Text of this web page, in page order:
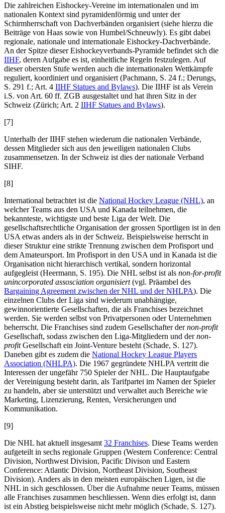
Die zahlreichen Eishockey-Vereine im internationalen und im
nationalen Kontext sind pyramidenförmig und unter der
Schirmherrschaft von Dachverbänden organisiert (siehe hierzu die
Beiträge von Haas sowie von Humbel/Schneuwly). Es gibt dabei
regionale, nationale und internationale Eishockey-Dachverbände.
An der Spitze dieser Eishockeyverbands-Pyramide befindet sich die
IIHF, deren Aufgabe es ist, einheitliche Regeln festzulegen. Auf
dieser obersten Stufe werden auch die internationalen Wettkämpfe
reguliert, koordiniert und organisiert (Pachmann, S. 24 f.; Derungs,
S. 291 f.; Art. 4 IIHF Statues and Bylaws). Die IIHF ist als Verein
i.S. von Art. 60 ff. ZGB ausgestaltet und hat ihren Sitz in der
Schweiz (Zürich; Art. 2 IIHF Statues and Bylaws).
[7]
Unterhalb der IIHF stehen wiederum die nationalen Verbände,
dessen Mitglieder sich aus den jeweiligen nationalen Clubs
zusammensetzen. In der Schweiz ist dies der nationale Verband
SIHF.
[8]
International betrachtet ist die National Hockey League (NHL), an
welcher Teams aus den USA und Kanada teilnehmen, die
bekannteste, wichtigste und beste Liga der Welt. Die
gesellschaftsrechtliche Organisation der grossen Sportligen ist in den
USA etwas anders als in der Schweiz. Beispielsweise herrscht in
dieser Struktur eine strikte Trennung zwischen dem Profisport und
dem Amateursport. Im Profisport in den USA und in Kanada ist die
Organisation nicht hierarchisch vertikal, sondern horizontal
aufgegleist (Heermann, S. 195). Die NHL selbst ist als non-for-profit
unincorporated assosciation organisiert(vgl. Präambel des
Bargaining Agreement zwischen der NHL und der NHLPA). Die
einzelnen Clubs der Liga sind wiederum unabhängige,
gewinnorientierte Gesellschaften, die als Franchises bezeichnet
werden. Sie werden selbst von Privatpersonen oder Unternehmen
beherrscht. Die Franchises sind zudem Gesellschafter dernon-profit
Gesellschaft, sodass zwischen den Liga-Mitgliedern und dernon-
profitGesellschaft ein Joint-Venture besteht (Schade, S. 127).
Daneben gibt es zudem die National Hockey League Players
Association (NHLPA). Die 1967 gegründete NHLPA vertritt die
Interessen der ungefähr 750 Spieler der NHL. Die Hauptaufgabe
der Vereinigung besteht darin, als Tarifpartei im Namen der Spieler
zu handeln, aber sie unterstützt und verwaltet auch Bereiche wie
Marketing, Lizenzierung, Renten, Versicherungen und
Kommunikation.
[9]
Die NHL hat aktuell insgesamt 32 Franchises. Diese Teams werden
aufgeteilt in sechs regionale Gruppen (Western Conference: Central
Division, Northwest Division, Pacific Divison und Eastern
Conference: Atlantic Division, Northeast Division, Southeast
Division). Anders als in den meisten europäischen Ligen, ist die
NHL in sich geschlossen. Über die Aufnahme neuer Teams, müssen
alle Franchises zusammen beschliessen. Wenn dies erfolgt ist, dann
ist ein Abstieg beispielsweise nicht mehr möglich (Schade, S. 127).